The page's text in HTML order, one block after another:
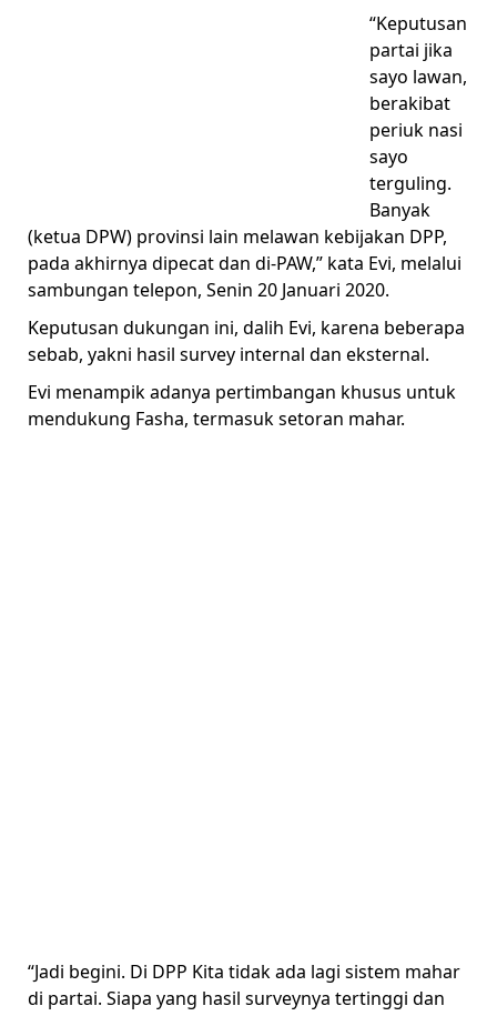
“Keputusan
partai jika
sayo lawan,
berakibat
periuk nasi
sayo
terguling.
Banyak
(ketua DPW) provinsi lain melawan kebijakan DPP,
pada akhirnya dipecat dan di-PAW,” kata Evi, melalui
sambungan telepon, Senin 20 Januari 2020.
Keputusan dukungan ini, dalih Evi, karena beberapa
sebab, yakni hasil survey internal dan eksternal.
Evi menampik adanya pertimbangan khusus untuk
mendukung Fasha, termasuk setoran mahar.
“Jadi begini. Di DPP Kita tidak ada lagi sistem mahar
di partai. Siapa yang hasil surveynya tertinggi dan